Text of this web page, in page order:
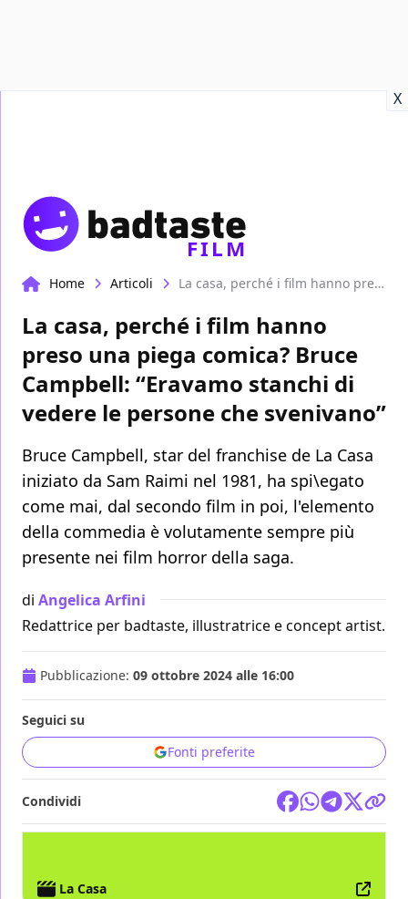
X
FILM
Home Articoli La casa, perché i film hanno preso una piega comica? Bruce Campbell: “Eravamo stanchi di vedere le persone che svenivano”
La casa, perché i film hanno
preso una piega comica? Bruce
Campbell: “Eravamo stanchi di
vedere le persone che svenivano”
Bruce Campbell, star del franchise de La Casa
iniziato da Sam Raimi nel 1981, ha spi\egato
come mai, dal secondo film in poi, l'elemento
della commedia è volutamente sempre più
presente nei film horror della saga.
di Angelica Arfini
Redattrice per badtaste, illustratrice e concept artist.
Pubblicazione: 09 ottobre 2024 alle 16:00
Seguici su
Fonti preferite
Condividi
La Casa